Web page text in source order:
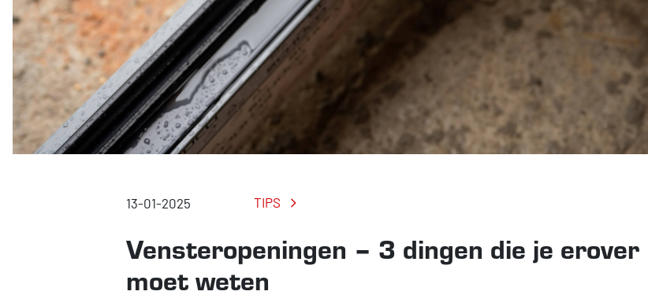
13-01-2025 TIPS
Vensteropeningen – 3 dingen die je erover
moet weten